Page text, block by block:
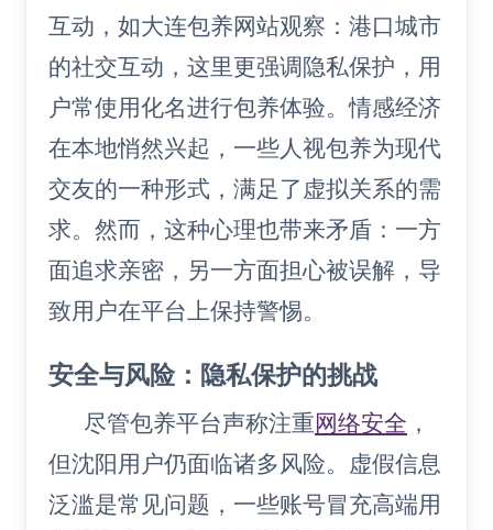
互动，如大连包养网站观察：港口城市
的社交互动，这里更强调隐私保护，用
户常使用化名进行包养体验。情感经济
在本地悄然兴起，一些人视包养为现代
交友的一种形式，满足了虚拟关系的需
求。然而，这种心理也带来矛盾：一方
面追求亲密，另一方面担心被误解，导
致用户在平台上保持警惕。
安全与风险：隐私保护的挑战
尽管包养平台声称注重网络安全 ，
但沈阳用户仍面临诸多风险。虚假信息
泛滥是常见问题，一些账号冒充高端用